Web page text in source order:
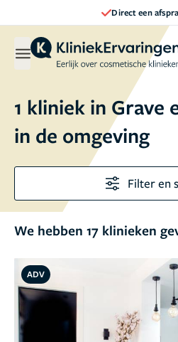
Direct een
1 kliniek in Grave
in de omgeving
Filter en
We hebben 17 klinieken
ADV